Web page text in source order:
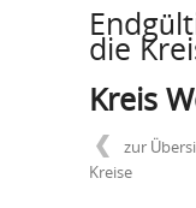
die
Kreis
zur
Kreise